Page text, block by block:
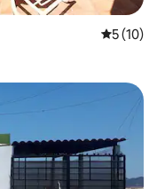
5 (10)